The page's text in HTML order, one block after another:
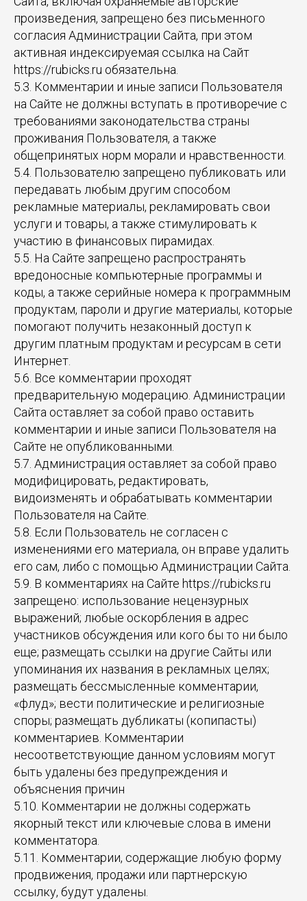
произведения, запрещено без письменного
согласия Администрации Сайта, при этом
активная индексируемая ссылка на Сайт
https://rubicks.ru обязательна.
5.3. Комментарии и иные записи Пользователя
на Сайте не должны вступать в противоречие с
требованиями законодательства страны
проживания Пользователя, а также
общепринятых норм морали и нравственности.
5.4. Пользователю запрещено публиковать или
передавать любым другим способом
рекламные материалы, рекламировать свои
услуги и товары, а также стимулировать к
участию в финансовых пирамидах.
5.5. На Сайте запрещено распространять
вредоносные компьютерные программы и
коды, а также серийные номера к программным
продуктам, пароли и другие материалы, которые
помогают получить незаконный доступ к
другим платным продуктам и ресурсам в сети
Интернет.
5.6. Все комментарии проходят
предварительную модерацию. Администрации
Сайта оставляет за собой право оставить
комментарии и иные записи Пользователя на
Сайте не опубликованными.
5.7. Администрация оставляет за собой право
модифицировать, редактировать,
видоизменять и обрабатывать комментарии
Пользователя на Сайте.
5.8. Если Пользователь не согласен с
изменениями его материала, он вправе удалить
его сам, либо с помощью Администрации Сайта.
5.9. В комментариях на Сайте https://rubicks.ru
запрещено: использование нецензурных
выражений; любые оскорбления в адрес
участников обсуждения или кого бы то ни было
еще; размещать ссылки на другие Сайты или
упоминания их названия в рекламных целях;
размещать бессмысленные комментарии,
«флуд»; вести политические и религиозные
споры; размещать дубликаты (копипасты)
комментариев. Комментарии
несоответствующие данном условиям могут
быть удалены без предупреждения и
объяснения причин
5.10. Комментарии не должны содержать
якорный текст или ключевые слова в имени
комментатора.
5.11. Комментарии, содержащие любую форму
продвижения, продажи или партнерскую
ссылку, будут удалены.